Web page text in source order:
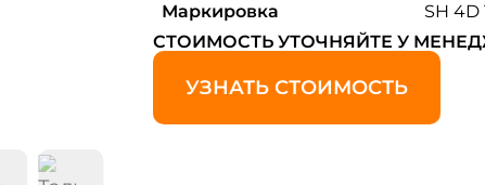
Маркировка
SH 4D
СТОИМОСТЬ УТОЧНЯЙТЕ У
УЗНАТЬ СТОИМОСТЬ